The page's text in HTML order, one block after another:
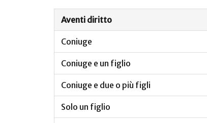
Aventi diritto
Coniuge
Coniuge e un figlio
Coniuge e due o più figli
Solo un figlio